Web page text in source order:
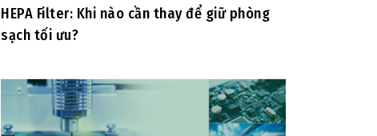
HEPA Filter: Khi nào cần thay để giữ phòng
sạch tối ưu?